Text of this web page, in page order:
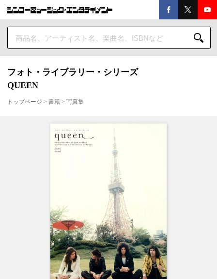
フォト・ライブラリー・シリーズ
QUEEN
トップページ > 書籍 > 写真集